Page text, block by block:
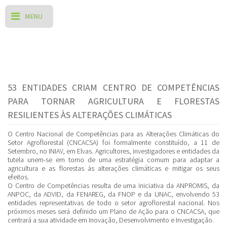
53 ENTIDADES CRIAM CENTRO DE COMPETÊNCIAS
PARA TORNAR AGRICULTURA E FLORESTAS
RESILIENTES ÀS ALTERAÇÕES CLIMÁTICAS
O Centro Nacional de Competências para as Alterações Climáticas do
Setor Agroflorestal (CNCACSA) foi formalmente constituído, a 11 de
Setembro, no INIAV, em Elvas. Agricultores, investigadores e entidades da
tutela unem-se em torno de uma estratégia comum para adaptar a
agricultura e as florestas às alterações climáticas e mitigar os seus
efeitos.
O Centro de Competências resulta de uma iniciativa da ANPROMIS, da
ANPOC, da ADVID, da FENAREG, da FNOP e da UNAC, envolvendo 53
entidades representativas de todo o setor agroflorestal nacional. Nos
próximos meses será definido um Plano de Ação para o CNCACSA, que
centrará a sua atividade em Inovação, Desenvolvimento e Investigação.